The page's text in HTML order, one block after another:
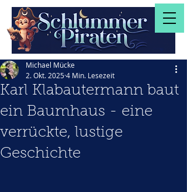
Karl Klabautermann baut
ein Baumhaus - eine
verrückte, lustige
Geschichte
Michael Mücke
2. Okt. 20254 Min. Lesezeit